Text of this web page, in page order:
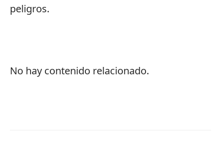
peligros.
No hay contenido relacionado.